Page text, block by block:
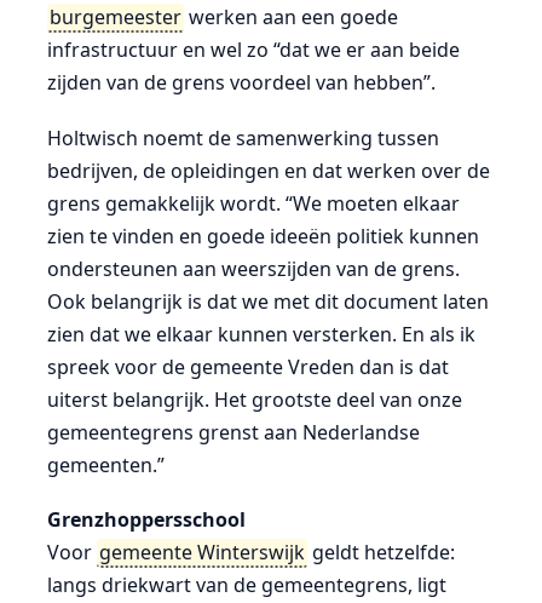
burgemeester werken aan een goede
infrastructuur en wel zo “dat we er aan beide
zijden van de grens voordeel van hebben”.
Holtwisch noemt de samenwerking tussen
bedrijven, de opleidingen en dat werken over de
grens gemakkelijk wordt. “We moeten elkaar
zien te vinden en goede ideeën politiek kunnen
ondersteunen aan weerszijden van de grens.
Ook belangrijk is dat we met dit document laten
zien dat we elkaar kunnen versterken. En als ik
spreek voor de gemeente Vreden dan is dat
uiterst belangrijk. Het grootste deel van onze
gemeentegrens grenst aan Nederlandse
gemeenten.”
Grenzhoppersschool
Voor gemeente Winterswijk geldt hetzelfde:
langs driekwart van de gemeentegrens, ligt